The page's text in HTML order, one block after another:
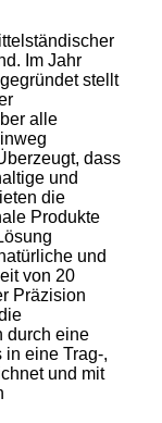
Im Jahr
stellt
alle
dass
und
die
Produkte
und
von 20
Präzision
durch eine
in eine Trag-,
und mit